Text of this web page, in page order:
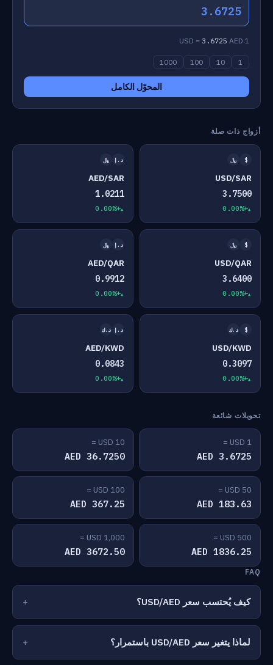
3.6725
1 USD =
3.6725 AED
1
10
100
1000
المحوّل الكامل
أزواج ذات صلة
$ ﷼
USD/SAR
3.7500
+0.00%
د.إ ﷼
AED/SAR
1.0211
+0.00%
$ ﷼
USD/QAR
3.6400
+0.00%
د.إ ﷼
AED/QAR
0.9912
+0.00%
$ د.ك
USD/KWD
0.3097
+0.00%
د.إ د.ك
AED/KWD
0.0843
+0.00%
تحويلات شائعة
1 USD =
3.6725 AED
10 USD =
36.7250 AED
50 USD =
183.63 AED
100 USD =
367.25 AED
500 USD =
1836.25 AED
1,000 USD =
3672.50 AED
FAQ
كيف يُحتسب سعر USD/AED؟
لماذا يتغير سعر USD/AED باستمرار؟